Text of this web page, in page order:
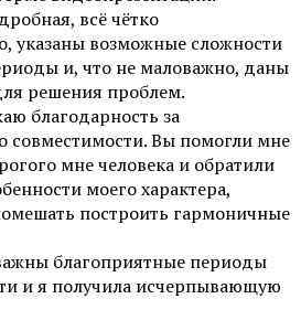
всё чётко
указаны возможные сложности
и, что не маловажно, даны
решения проблем.
благодарность за
совместимости. Вы помогли мне
мне человека и обратили
моего характера,
построить гармоничные
благоприятные периоды
и я получила исчерпывающую